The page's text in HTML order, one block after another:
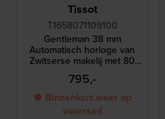
Tissot
T1658071109100
Gentleman 38 mm
Automatisch horloge van
Zwitserse makelij met 80
uur gangreserve
795,-
● Binnenkort weer op
voorraad